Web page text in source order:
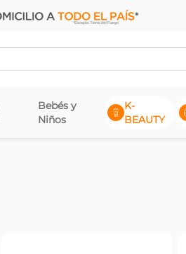
Bebés y
Niños
K-
BEAUTY